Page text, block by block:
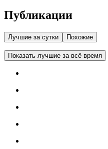
Публикации
Лучшие за сутки Похожие
Показать лучшие за всё время